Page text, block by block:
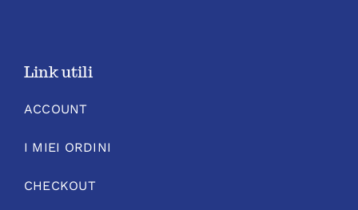
Link utili
ACCOUNT
I MIEI ORDINI
CHECKOUT